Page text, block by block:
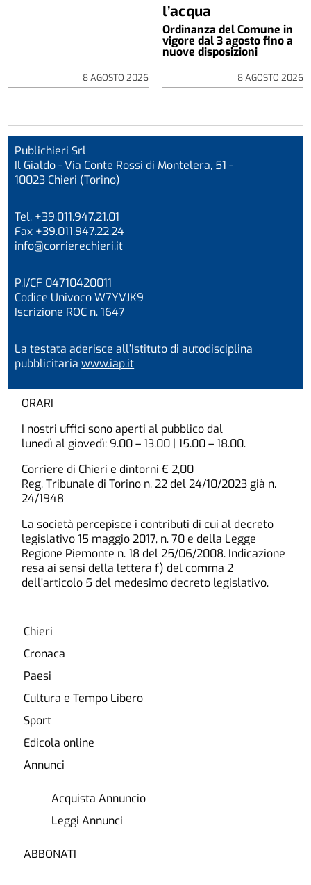
8 AGOSTO 2026
l’acqua
Ordinanza del Comune in
vigore dal 3 agosto fino a
nuove disposizioni
8 AGOSTO 2026
Publichieri Srl
Il Gialdo - Via Conte Rossi di Montelera, 51 -
10023 Chieri (Torino)
Tel. +39.011.947.21.01
Fax +39.011.947.22.24
info@corrierechieri.it
P.I/CF 04710420011
Codice Univoco W7YVJK9
Iscrizione ROC n. 1647
La testata aderisce all’Istituto di autodisciplina
pubblicitariawww.iap.it
ORARI
I nostri uffici sono aperti al pubblico dal
lunedì al giovedì: 9.00 – 13.00 | 15.00 – 18.00.
Corriere di Chieri e dintorni € 2,00
Reg. Tribunale di Torino n. 22 del 24/10/2023 già n.
24/1948
La società percepisce i contributi di cui al decreto
legislativo 15 maggio 2017, n. 70 e della Legge
Regione Piemonte n. 18 del 25/06/2008. Indicazione
resa ai sensi della lettera f) del comma 2
dell’articolo 5 del medesimo decreto legislativo.
Chieri
Cronaca
Paesi
Cultura e Tempo Libero
Sport
Edicola online
Annunci
Acquista Annuncio
Leggi Annunci
ABBONATI